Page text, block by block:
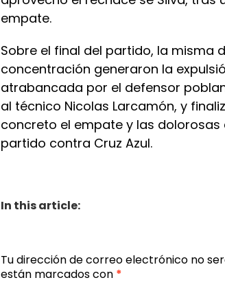
empate.
Sobre el final del partido, la misma
concentración generaron la
atrabancada por el defensor
al técnico Nicolas Larcamón, y
concreto el empate y las
partido contra Cruz Azul.
In this article:
Tu dirección de correo electrónico no
están marcados con *